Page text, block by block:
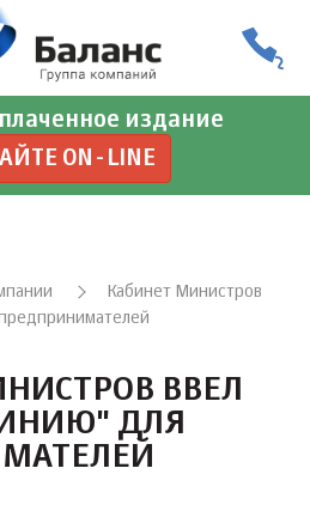
издание
ON-LINE
Кабинет Министров
ВВЕЛ
ДЛЯ